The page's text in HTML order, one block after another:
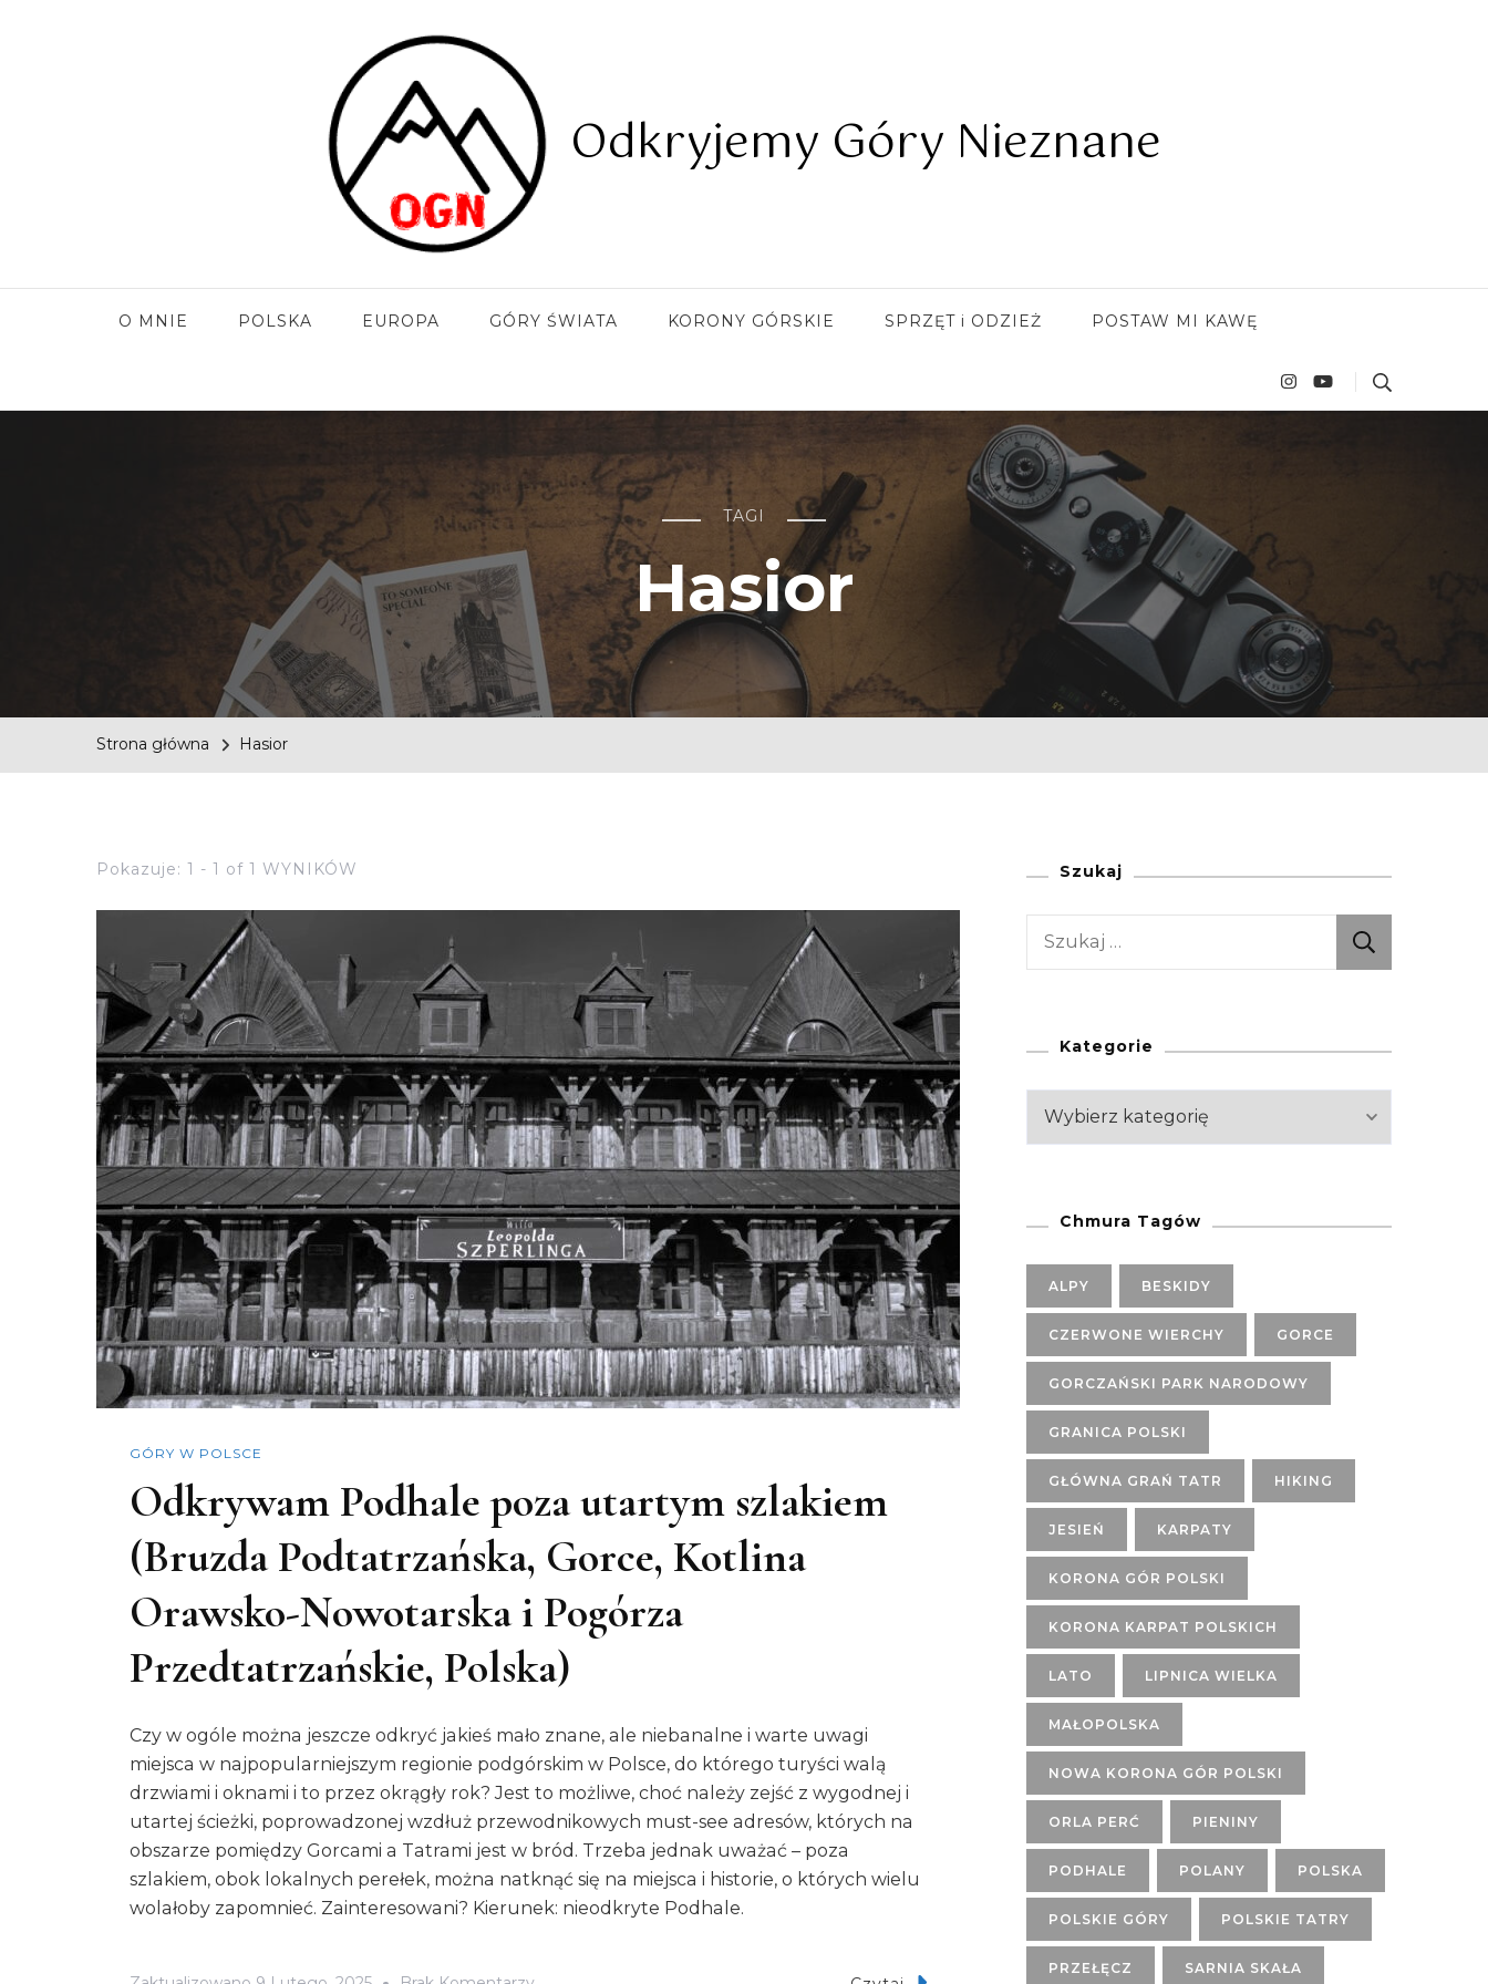
Odkryjemy Góry Nieznane
O MNIE POLSKA EUROPA GÓRY ŚWIATA KORONY GÓRSKIE SPRZĘT i ODZIEŻ POSTAW MI KAWĘ
TAGI
Hasior
Strona główna Hasior
Pokazuje: 1 - 1 of 1 WYNIKÓW
GÓRY W POLSCE
Odkrywam Podhale poza utartym szlakiem
(Bruzda Podtatrzańska, Gorce, Kotlina
Orawsko-Nowotarska i Pogórza
Przedtatrzańskie, Polska)
Czy w ogóle można jeszcze odkryć jakieś mało znane, ale niebanalne i warte uwagi
miejsca w najpopularniejszym regionie podgórskim w Polsce, do którego turyści walą
drzwiami i oknami i to przez okrągły rok? Jest to możliwe, choć należy zejść z wygodnej i
utartej ścieżki, poprowadzonej wzdłuż przewodnikowych must-see adresów, których na
obszarze pomiędzy Gorcami a Tatrami jest w bród. Trzeba jednak uważać – poza
szlakiem, obok lokalnych perełek, można natknąć się na miejsca i historie, o których wielu
wolałoby zapomnieć. Zainteresowani? Kierunek: nieodkryte Podhale.
Szukaj
Szukaj:
Kategorie
Kategorie
Chmura Tagów
ALPY BESKIDY
CZERWONE WIERCHY GORCE
GORCZAŃSKI PARK NARODOWY
GRANICA POLSKI
GŁÓWNA GRAŃ TATR HIKING
JESIEŃ KARPATY
KORONA GÓR POLSKI
KORONA KARPAT POLSKICH
LATO LIPNICA WIELKA
MAŁOPOLSKA
NOWA KORONA GÓR POLSKI
ORLA PERĆ PIENINY
PODHALE POLANY POLSKA
POLSKIE GÓRY POLSKIE TATRY
PRZEŁĘCZ SARNIA SKAŁA